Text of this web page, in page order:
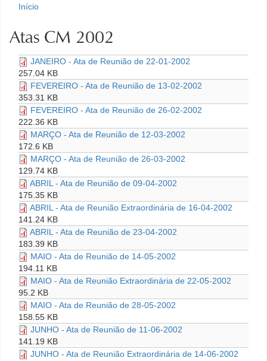
Início
Atas CM 2002
JANEIRO - Ata de Reunião de 22-01-2002
257.04 KB
FEVEREIRO - Ata de Reunião de 13-02-2002
353.31 KB
FEVEREIRO - Ata de Reunião de 26-02-2002
222.36 KB
MARÇO - Ata de Reunião de 12-03-2002
172.6 KB
MARÇO - Ata de Reunião de 26-03-2002
129.74 KB
ABRIL - Ata de Reunião de 09-04-2002
175.35 KB
ABRIL - Ata de Reunião Extraordinária de 16-04-2002
141.24 KB
ABRIL - Ata de Reunião de 23-04-2002
183.39 KB
MAIO - Ata de Reunião de 14-05-2002
194.11 KB
MAIO - Ata de Reunião Extraordinária de 22-05-2002
95.2 KB
MAIO - Ata de Reunião de 28-05-2002
158.55 KB
JUNHO - Ata de Reunião de 11-06-2002
141.19 KB
JUNHO - Ata de Reunião Extraordinária de 14-06-2002